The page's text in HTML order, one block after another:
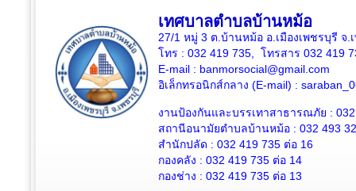
เทศบาลตำบลบ้านหม้อ
27/1 หมู่ 3 ต.บ้านหม้อ อ.เมืองเพชรบุรี จ.
โทร : 032 419 735, โทรสาร 032 419
E-mail : banmorsocial@gmail.com
อิเล็กทรอนิกส์กลาง (E-mail) :
งานป้องกันและบรรเทาสาธารณภัย :
สถานีอนามัยตำบลบ้านหม้อ : 032 493
สำนักปลัด : 032 419 735 ต่อ 16
กองคลัง : 032 419 735 ต่อ 14
กองช่าง : 032 419 735 ต่อ 13